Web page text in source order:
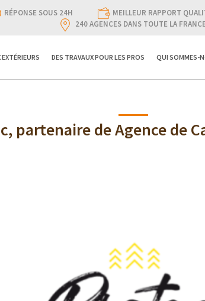
RÉPONSE SOUS 24H MEILLEUR RAPPORT
240 AGENCES DANS TOUTE LA
DES TRAVAUX POUR LES PROS QUI SOMMES-
partenaire de Agence de